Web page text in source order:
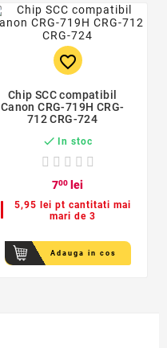
favorite_border
Chip SCC compatibil
Canon CRG-719H CRG-
712 CRG-724
 In stoc
700 lei
5,95 lei pt cantitati mai
mari de 3
Adauga in cos